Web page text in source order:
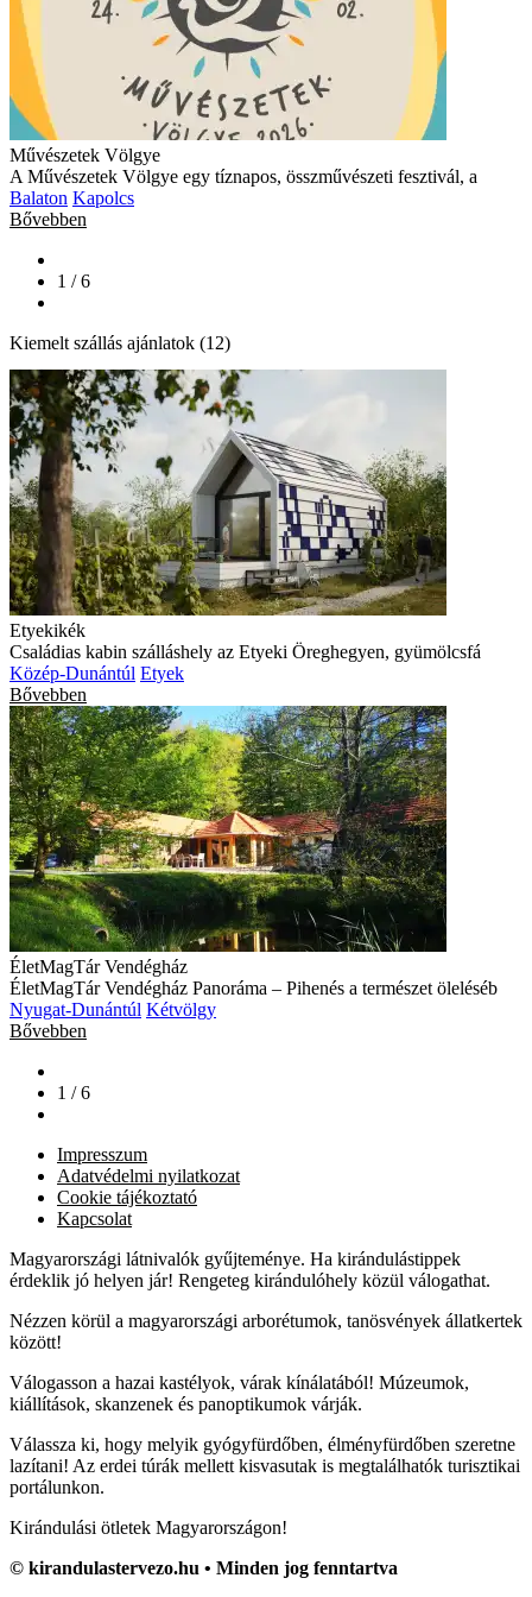
Művészetek Völgye
A Művészetek Völgye egy tíznapos, összművészeti fesztivál, a
Balaton Kapolcs
Bővebben
1 / 6
Kiemelt szállás ajánlatok (12)
Etyekikék
Családias kabin szálláshely az Etyeki Öreghegyen, gyümölcsfá
Közép-Dunántúl Etyek
Bővebben
ÉletMagTár Vendégház
ÉletMagTár Vendégház Panoráma – Pihenés a természet öleléséb
Nyugat-Dunántúl Kétvölgy
Bővebben
1 / 6
Impresszum
Adatvédelmi nyilatkozat
Cookie tájékoztató
Kapcsolat
Magyarországi látnivalók gyűjteménye. Ha kirándulástippek
érdeklik jó helyen jár! Rengeteg kirándulóhely közül válogathat.
Nézzen körül a magyarországi arborétumok, tanösvények állatkertek
között!
Válogasson a hazai kastélyok, várak kínálatából! Múzeumok,
kiállítások, skanzenek és panoptikumok várják.
Válassza ki, hogy melyik gyógyfürdőben, élményfürdőben szeretne
lazítani! Az erdei túrák mellett kisvasutak is megtalálhatók turisztikai
portálunkon.
Kirándulási ötletek Magyarországon!
© kirandulastervezo.hu • Minden jog fenntartva